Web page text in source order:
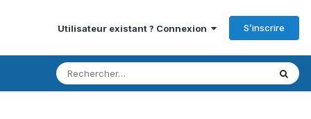
Utilisateur existant ? Connexion S’inscrire